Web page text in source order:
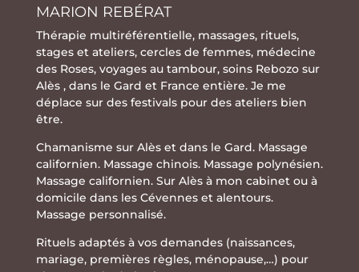
MARION REBÉRAT
Thérapie multiréférentielle, massages, rituels,
stageset ateliers, cercles de femmes, médecine
des Roses, voyages au tambour, soins Rebozo sur
Alès , dans le Gard et France entière. Je me
déplace sur des festivals pour des ateliers bien
être.
Chamanisme sur Alès et dans le Gard. Massage
californien. Massage chinois. Massage polynésien.
Massage californien. Sur Alès à mon cabinet ou à
domicile dans les Cévennes et alentours.
Massage personnalisé.
Rituels adaptés à vos demandes (naissances,
mariage, premières règles, ménopause,…) pour